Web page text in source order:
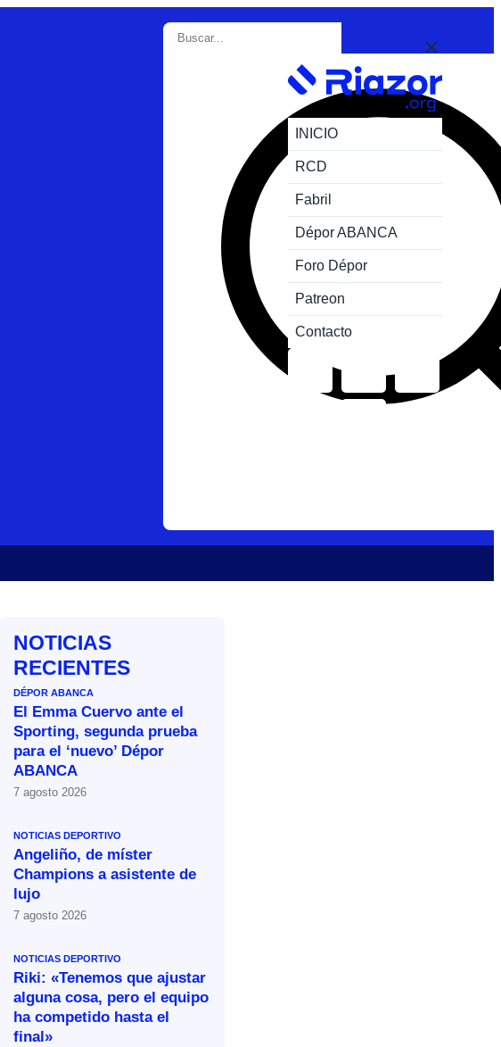
INICIO
RCD
Fabril
Dépor ABANCA
Foro Dépor
Patreon
Contacto
NOTICIAS
RECIENTES
DÉPOR ABANCA
El Emma Cuervo ante el
Sporting, segunda prueba
para el ‘nuevo’ Dépor
ABANCA
7 agosto 2026
NOTICIAS DEPORTIVO
Angeliño, de míster
Champions a asistente de
lujo
7 agosto 2026
NOTICIAS DEPORTIVO
Riki: «Tenemos que ajustar
alguna cosa, pero el equipo
ha competido hasta el
final»